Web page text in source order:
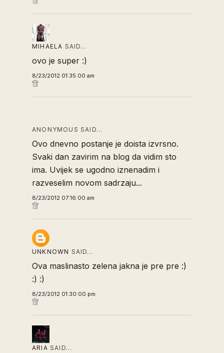
MIHAELA SAID…
ovo je super :)
8/23/2012 01:35:00 am
ANONYMOUS SAID…
Ovo dnevno postanje je doista izvrsno.
Svaki dan zavirim na blog da vidim sto
ima. Uvijek se ugodno iznenadim i
razveselim novom sadrzaju...
8/23/2012 07:16:00 am
UNKNOWN SAID…
Ova maslinasto zelena jakna je pre pre :)
:) :)
8/23/2012 01:30:00 pm
ARIA SAID…